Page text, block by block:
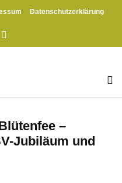
Datenschutzerklärung
–
Jubiläum und